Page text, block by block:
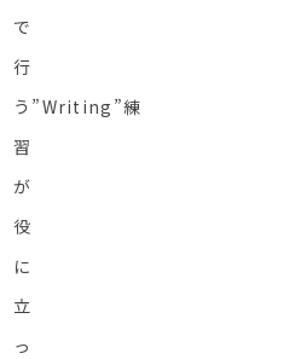
で
行
う”Writing”練
習
が
役
に
立
っ